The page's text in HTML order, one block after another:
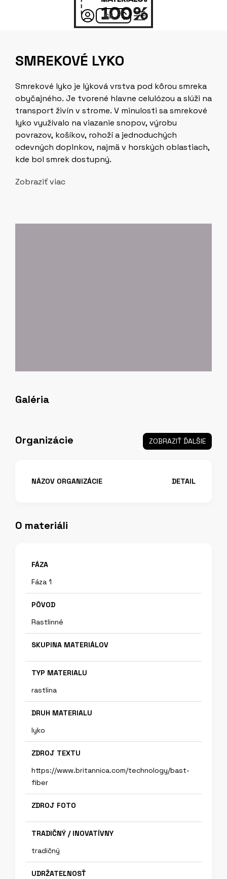
SMREKOVÉ LYKO
Smrekové lyko je lýková vrstva pod kôrou smreka
obyčajného. Je tvorené hlavne celulózou a slúži na
transport živín v strome. V minulosti sa smrekové
lyko využívalo na viazanie snopov, výrobu
povrazov, košíkov, rohoží a jednoduchých
odevných doplnkov, najmä v horských oblastiach,
kde bol smrek dostupný.
Zobraziť viac
Galéria
Organizácie ZOBRAZIŤ ĎALŠIE
NÁZOV ORGANIZÁCIE DETAIL
O materiáli
FÁZA
Fáza 1
PÔVOD
Rastlinné
SKUPINA MATERIÁLOV
TYP MATERIALU
rastlina
DRUH MATERIALU
lyko
ZDROJ TEXTU
https://www.britannica.com/technology/bast-
fiber
ZDROJ FOTO
TRADIČNÝ / INOVATÍVNY
tradičný
UDRŽATEĽNOSŤ